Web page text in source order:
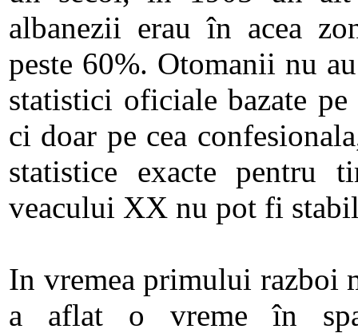
albanezii erau în acea
peste 60%. Otomanii nu
statistici oficiale bazate pe
ci doar pe cea
statistice exacte pentru
veacului XX nu pot fi
In vremea primului razboi
a aflat o vreme în